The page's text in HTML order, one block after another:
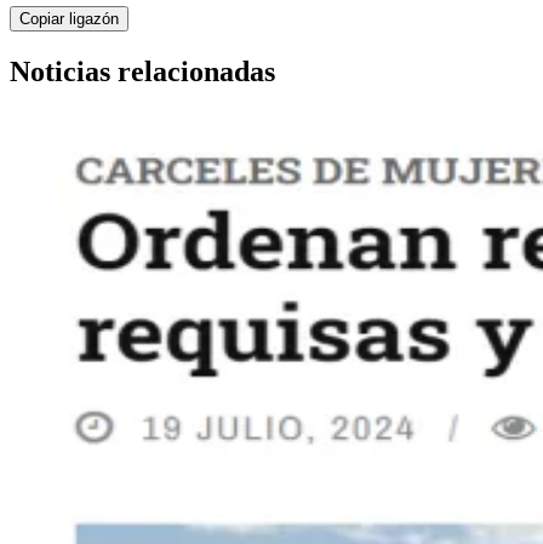
Copiar ligazón
Noticias relacionadas